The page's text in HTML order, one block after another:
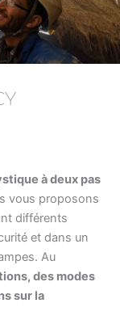
à deux pas
vous proposons
différents
et dans un
Au
des modes
sur la